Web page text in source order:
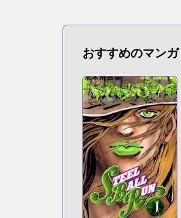
おすすめのマンガ